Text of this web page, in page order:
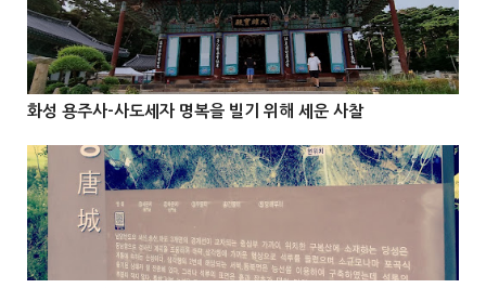
 

화성 용주사-사도세자 명복을 빌기 위해 세운 사찰
@Info
@Info